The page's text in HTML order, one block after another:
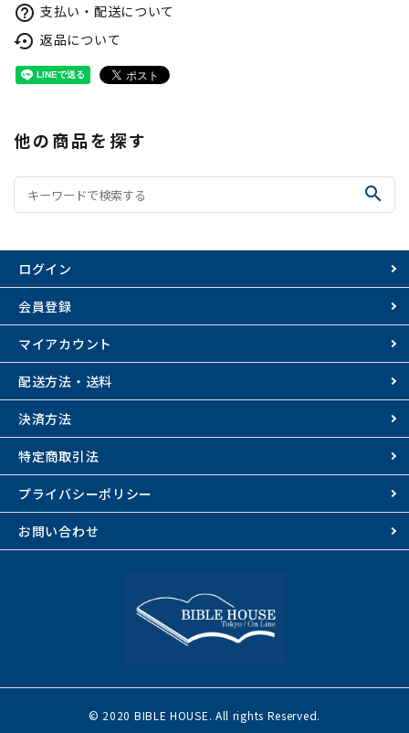
help_outline 支払い・配送について
settings_backup_restore 返品について
他の商品を探す
search
ログイン
会員登録
マイアカウント
配送方法・送料
決済方法
特定商取引法
プライバシーポリシー
お問い合わせ
© 2020 BIBLE HOUSE. All rights Reserved.